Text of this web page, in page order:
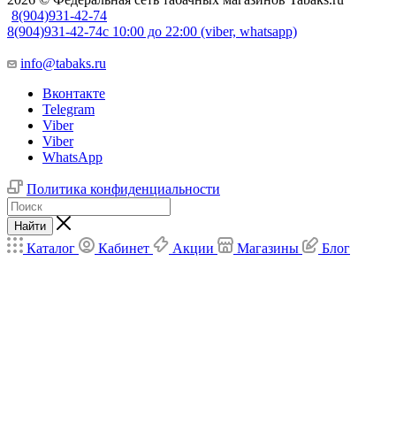
8(904)931-42-74
8(904)931-42-74с 10:00 до 22:00 (viber, whatsapp)
info@tabaks.ru
Вконтакте
Telegram
Viber
Viber
WhatsApp
Политика конфиденциальности
Найти
Каталог Кабинет Акции Магазины Блог